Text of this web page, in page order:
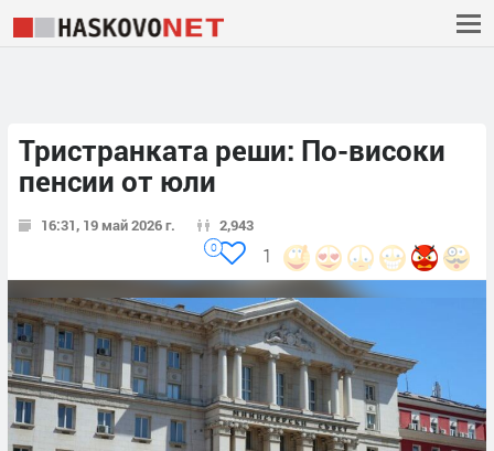
Тристранката реши: По-високи
пенсии от юли
16:31, 19 май 2026 г. 2,943
1
0